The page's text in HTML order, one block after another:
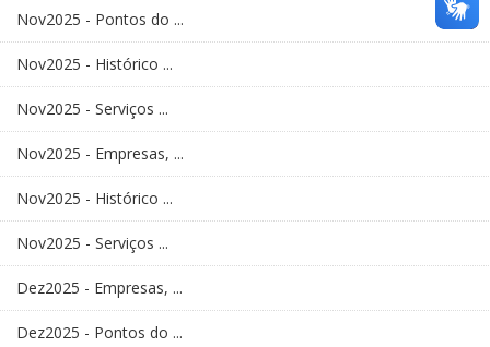
Nov2025 - Pontos do ...
Nov2025 - Histórico ...
Nov2025 - Serviços ...
Nov2025 - Empresas, ...
Nov2025 - Histórico ...
Nov2025 - Serviços ...
Dez2025 - Empresas, ...
Dez2025 - Pontos do ...